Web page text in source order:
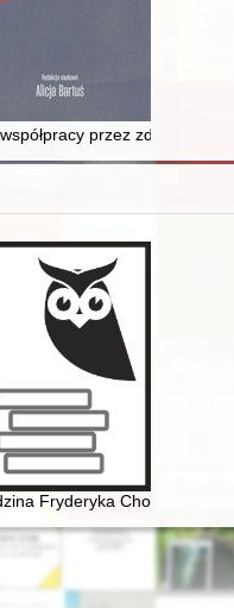
z komunizmem
i Maurycego Gottlieba
przez zdradę do
of National Martyrdom
Fryderyka Chopina na